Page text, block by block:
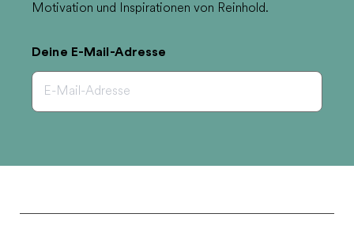
Motivation und Inspirationen von Reinhold.
Deine E-Mail-Adresse